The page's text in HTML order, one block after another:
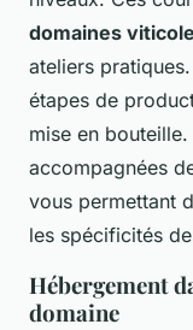
domaines
ateliers
étapes de
mise en
accompagnées
vous permettant
les spécificités
Hébergement
domaine